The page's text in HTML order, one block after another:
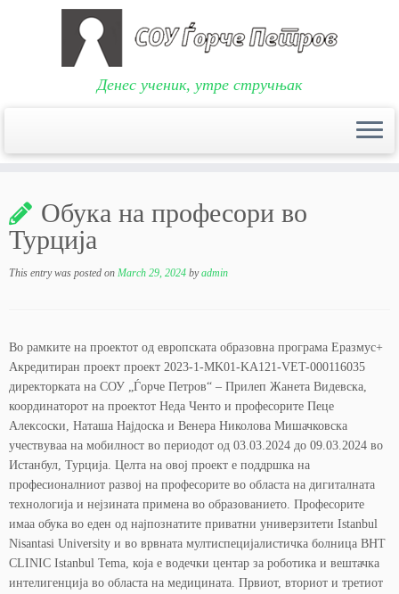
content
Денес ученик, утре стручњак
Обука на професори во
Турција
This entry was posted on March 29, 2024 byadmin
Во рамките на проектот од европската образовна програма Еразмус+
Акредитиран проект проект 2023-1-MK01-KA121-VET-000116035
директорката на СОУ „Ѓорче Петров“ – Прилеп Жанета Видевска,
координаторот на проектот Неда Ченто и професорите Пеце
Алексоски, Наташа Најдоска и Венера Николова Мишачковска
учествуваа на мобилност во периодот од 03.03.2024 до 09.03.2024 во
Истанбул, Турција. Целта на овој проект е поддршка на
професионалниот развој на професорите во областа на дигиталната
технологија и нејзината примена во образованието. Професорите
имаа обука во еден од најпознатите приватни универзитети Istanbul
Nisantasi University и во врвната мултиспецијалистичка болница BHT
CLINIC Istanbul Tema, која е водечки центар за роботика и вештачка
интелигенција во областа на медицината. Првиот, вториот и третиот